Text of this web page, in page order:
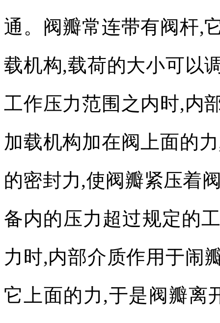
通。阀瓣常连带有阀杆,
载机构,载荷的大小可以
工作压力范围之内时,内
加载机构加在阀上面的力
的密封力,使阀瓣紧压着
备内的压力超过规定的
力时,内部介质作用于闹
它上面的力 ,于是阀瓣离